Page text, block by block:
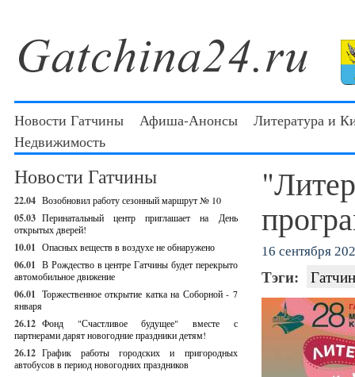
Новости Гатчины Афиша-Анонсы
Литература и
Недвижимость
Новости Гатчины
22.04 Возобновил работу сезонный маршрут № 10
05.03 Перинатальный центр приглашает на День
открытых дверей!
10.01 Опасных веществ в воздухе не обнаружено
06.01 В Рождество в центре Гатчины будет перекрыто
автомобильное движение
06.01 Торжественное открытие катка на Соборной - 7
января
26.12 Фонд "Счастливое будущее" вместе с
партнерами дарят новогодние праздники детям!
26.12 График работы городских и пригородных
автобусов в период новогодних праздников
16 сентября
Тэги: